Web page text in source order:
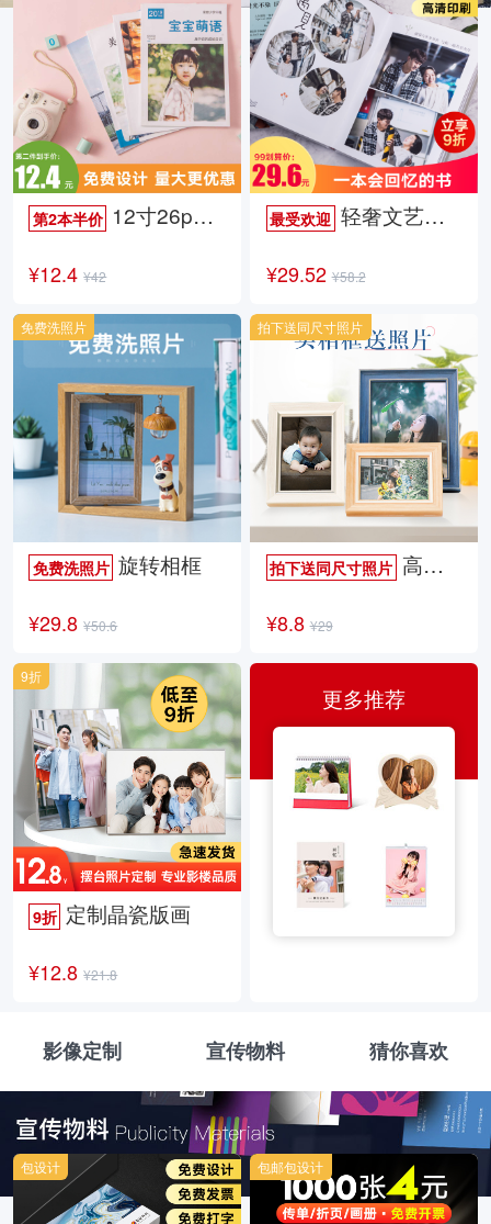
第2本半价 12寸26p时尚杂志册
¥12.4 ¥42
最受欢迎 轻奢文艺照片书
¥29.52 ¥58.2
免费洗照片 旋转相框
¥29.8 ¥50.6
免费洗照片
拍下送同尺寸照片高档欧式相框
¥8.8 ¥29
拍下送同尺寸照片
9折 定制晶瓷版画
¥12.8 ¥21.8
9折
更多推荐
影像定制 宣传物料 猜你喜欢
包设计 包邮包设计